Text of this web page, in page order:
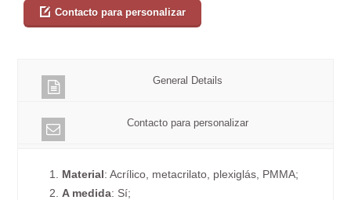
Contacto para personalizar
General Details
Contacto para personalizar
1. Material: Acrílico, metacrilato, plexiglás, PMMA;
2. A medida: Sí;